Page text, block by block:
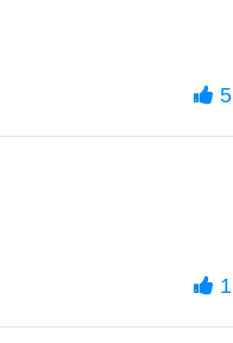
5
1